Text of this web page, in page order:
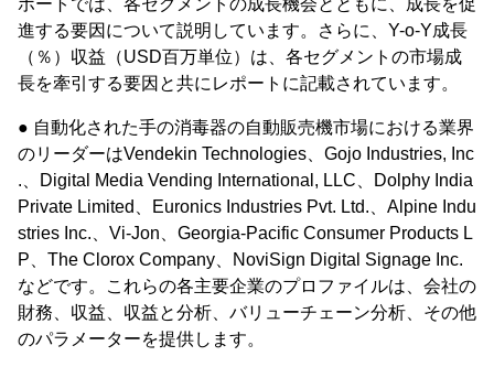
ポートでは、各セグメントの成長機会とともに、成長を促
進する要因について説明しています。さらに、Y-o-Y成長
（％）収益（USD百万単位）は、各セグメントの市場成
長を牽引する要因と共にレポートに記載されています。
● 自動化された手の消毒器の自動販売機市場における業界
のリーダーはVendekin Technologies、Gojo Industries, Inc
.、Digital Media Vending International, LLC、Dolphy India
Private Limited、Euronics Industries Pvt. Ltd.、Alpine Indu
stries Inc.、Vi-Jon、Georgia-Pacific Consumer Products L
P、The Clorox Company、NoviSign Digital Signage Inc.
などです。これらの各主要企業のプロファイルは、会社の
財務、収益、収益と分析、バリューチェーン分析、その他
のパラメーターを提供します。